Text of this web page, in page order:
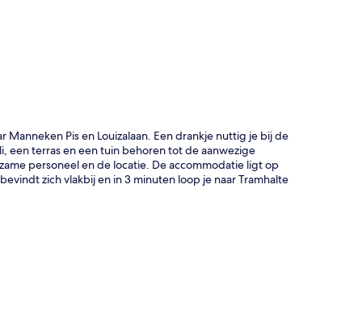
Manneken Pis en Louizalaan. Een drankje nuttig je bij de
een terras en een tuin behoren tot de aanwezige
personeel en de locatie. De accommodatie ligt op
zich vlakbij en in 3 minuten loop je naar Tramhalte